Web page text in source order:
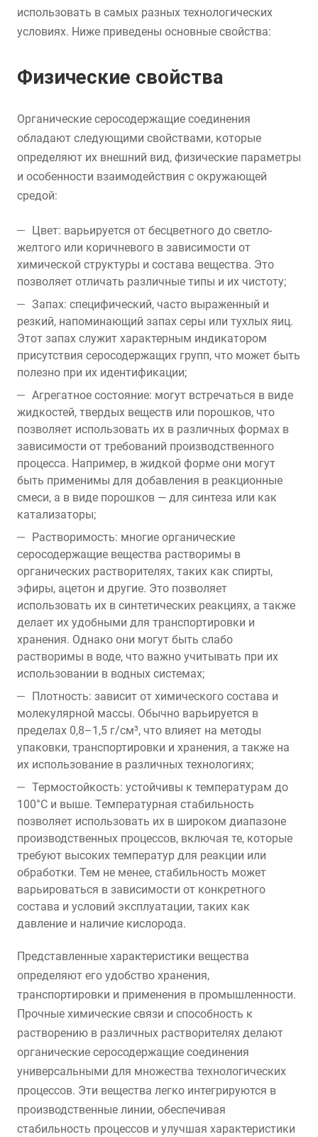
использовать в самых разных технологических
условиях. Ниже приведены основные свойства:
Физические свойства
Органические серосодержащие соединения
обладают следующими свойствами, которые
определяют их внешний вид, физические параметры
и особенности взаимодействия с окружающей
средой:
Цвет: варьируется от бесцветного до светло-
желтого или коричневого в зависимости от
химической структуры и состава вещества. Это
позволяет отличать различные типы и их чистоту;
Запах: специфический, часто выраженный и
резкий, напоминающий запах серы или тухлых яиц.
Этот запах служит характерным индикатором
присутствия серосодержащих групп, что может быть
полезно при их идентификации;
Агрегатное состояние: могут встречаться в виде
жидкостей, твердых веществ или порошков, что
позволяет использовать их в различных формах в
зависимости от требований производственного
процесса. Например, в жидкой форме они могут
быть применимы для добавления в реакционные
смеси, а в виде порошков — для синтеза или как
катализаторы;
Растворимость: многие органические
серосодержащие вещества растворимы в
органических растворителях, таких как спирты,
эфиры, ацетон и другие. Это позволяет
использовать их в синтетических реакциях, а также
делает их удобными для транспортировки и
хранения. Однако они могут быть слабо
растворимы в воде, что важно учитывать при их
использовании в водных системах;
Плотность: зависит от химического состава и
молекулярной массы. Обычно варьируется в
пределах 0,8–1,5 г/см³, что влияет на методы
упаковки, транспортировки и хранения, а также на
их использование в различных технологиях;
Термостойкость: устойчивы к температурам до
100°C и выше. Температурная стабильность
позволяет использовать их в широком диапазоне
производственных процессов, включая те, которые
требуют высоких температур для реакции или
обработки. Тем не менее, стабильность может
варьироваться в зависимости от конкретного
состава и условий эксплуатации, таких как
давление и наличие кислорода.
Представленные характеристики вещества
определяют его удобство хранения,
транспортировки и применения в промышленности.
Прочные химические связи и способность к
растворению в различных растворителях делают
органические серосодержащие соединения
универсальными для множества технологических
процессов. Эти вещества легко интегрируются в
производственные линии, обеспечивая
стабильность процессов и улучшая характеристики